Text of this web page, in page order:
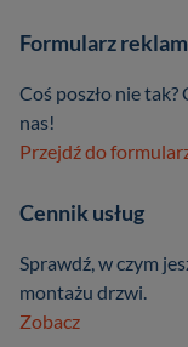
Formularz
Coś poszło nie tak?
nas!
Przejdź do
Cennik usług
Sprawdź, w czym
montażu drzwi.
Zobacz